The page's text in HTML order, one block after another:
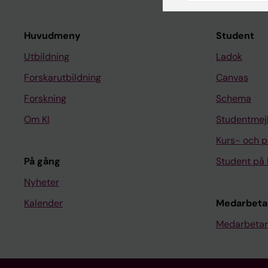
Huvudmeny
Utbildning
Forskarutbildning
Forskning
Om KI
På gång
Nyheter
Kalender
Student
Ladok
Canvas
Schema
Kurs- och
Student på